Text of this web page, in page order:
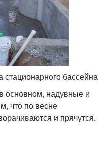
стационарного бассейна
надувные и
что по весне
и прячутся.